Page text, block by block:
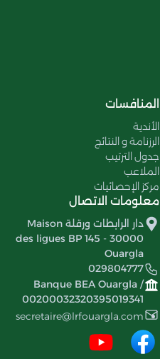
المنافسات
الأندية
الرزنامة و النتائج
جدول الترتيب
الملاعب
مركز الإحصائيات
معلومات الاتصال
دار الرابطات ورقلة Maison
des ligues BP 145 - 30000
Ouargla
029804777
Banque BEA Ouargla /
00200032320395019341
secretaire@lrfouargla.com